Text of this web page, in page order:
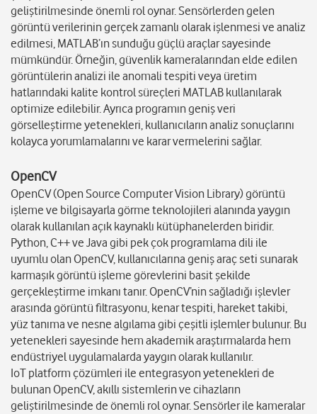
geliştirilmesinde önemli rol oynar. Sensörlerden gelen
görüntü verilerinin gerçek zamanlı olarak işlenmesi ve analiz
edilmesi, MATLAB’ın sunduğu güçlü araçlar sayesinde
mümkündür. Örneğin, güvenlik kameralarından elde edilen
görüntülerin analizi ile anomali tespiti veya üretim
hatlarındaki kalite kontrol süreçleri MATLAB kullanılarak
optimize edilebilir. Ayrıca programın geniş veri
görselleştirme yetenekleri, kullanıcıların analiz sonuçlarını
kolayca yorumlamalarını ve karar vermelerini sağlar.
OpenCV
OpenCV (Open Source Computer Vision Library) görüntü
işleme ve bilgisayarla görme teknolojileri alanında yaygın
olarak kullanılan açık kaynaklı kütüphanelerden biridir.
Python, C++ ve Java gibi pek çok programlama dili ile
uyumlu olan OpenCV, kullanıcılarına geniş araç seti sunarak
karmaşık görüntü işleme görevlerini basit şekilde
gerçekleştirme imkanı tanır. OpenCV’nin sağladığı işlevler
arasında görüntü filtrasyonu, kenar tespiti, hareket takibi,
yüz tanıma ve nesne algılama gibi çeşitli işlemler bulunur. Bu
yetenekleri sayesinde hem akademik araştırmalarda hem
endüstriyel uygulamalarda yaygın olarak kullanılır.
IoT platform çözümleri ile entegrasyon yetenekleri de
bulunan OpenCV, akıllı sistemlerin ve cihazların
geliştirilmesinde de önemli rol oynar. Sensörler ile kameralar